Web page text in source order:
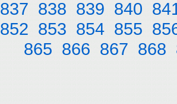
837 838 839 840
852 853 854 855
865 866 867 868